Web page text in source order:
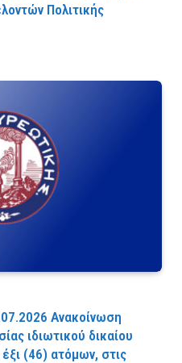
Πολιτικής
Ανακοίνωση
ιδιωτικού δικαίου
(46) ατόμων, στις